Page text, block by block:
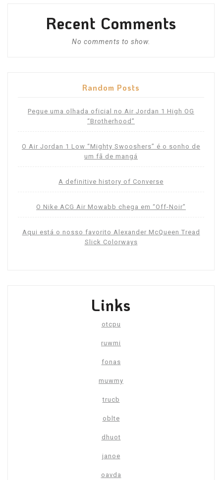
Recent Comments
No comments to show.
Random Posts
Pegue uma olhada oficial no Air Jordan 1 High OG
“Brotherhood”
O Air Jordan 1 Low “Mighty Swooshers” é o sonho de
um fã de mangá
A definitive history of Converse
O Nike ACG Air Mowabb chega em “Off-Noir”
Aqui está o nosso favorito Alexander McQueen Tread
Slick Colorways
Links
otcpu
ruwmi
fonas
muwmy
trucb
oblte
dhuot
janoe
oavda